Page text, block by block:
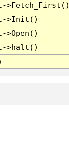
>Init()
>Open()
>halt()